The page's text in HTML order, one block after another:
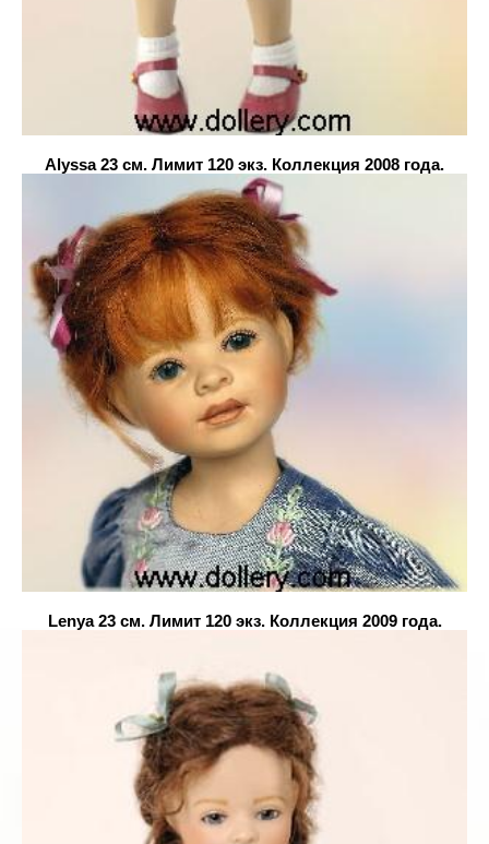
Alyssa 23 см. Лимит 120 экз. Коллекция 2008 года.
Lenya23 см. Лимит 120 экз. Коллекция 2009 года.